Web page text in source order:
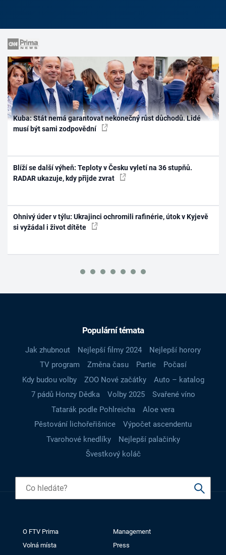
Kuba: Stát nemá garantovat nekonečný růst důchodů. Lidé
musí být sami zodpovědní
Blíží se další výheň: Teploty v Česku vyletí na 36 stupňů.
RADAR ukazuje, kdy přijde zvrat
Ohnivý úder v týlu: Ukrajinci ochromili rafinérie, útok v Kyjevě
si vyžádal i život dítěte
Populární témata
Jak zhubnout Nejlepší filmy 2024
Nejlepší horory
TV program
Změna času Partie
Počasí
Kdy budou volby
ZOO Nové začátky
Auto – katalog
7 pádů Honzy Dědka
Volby 2025
Svařené víno
Tatarák podle Pohlreicha
Aloe vera
Pěstování lichořeřišnice
Výpočet ascendentu
Tvarohové knedlíky
Nejlepší palačinky
Švestkový koláč
O FTV Prima
Management
Volná místa
Press